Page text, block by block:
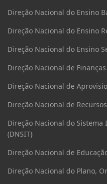
Direção Nacional do Ensino
Direção Nacional do Ensino
Direção Nacional do Ensino
Direção Nacional de
Direção Nacional de
Direção Nacional de
Direção Nacional do
(DNSIT)
Direção Nacional de
Direção Nacional do Plano,